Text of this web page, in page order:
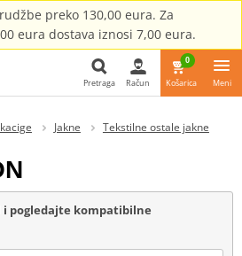
preko 130,00 eura. Za
eura dostava iznosi 7,00 eura.
Pretraga
Pretraga Račun
0
Košarica Meni
Jakne
Tekstilne ostale jakne
pogledajte kompatibilne